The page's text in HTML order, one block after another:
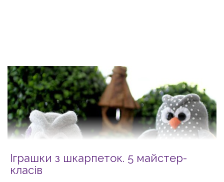
Іграшки з шкарпеток. 5 майстер-
класів